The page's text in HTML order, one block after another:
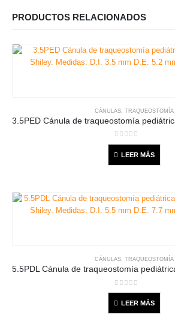
PRODUCTOS RELACIONADOS
CÁNULAS TRAQUEOSTOMÍA
0out of 5
LEER MÁS
CÁNULAS, TRAQUEOSTOMÍA
0out of 5
LEER MÁS